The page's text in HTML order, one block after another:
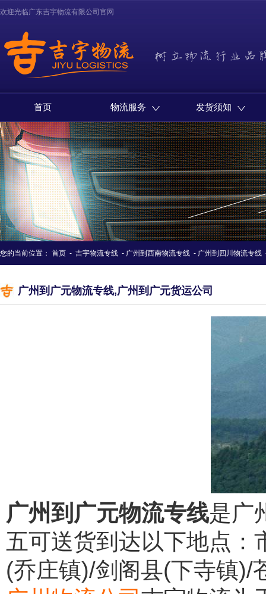
欢迎光临广东吉宇物流有限公司官网
首页 物流服务 发货须知
您的当前位置： 首页 - 吉宇物流专线 - 广州到西南物流专线 - 广州到四川物流专线
广州到广元物流专线,广州到广元货运公司
广州到广元物流专线是广
五可送货到达以下地点
(乔庄镇)/剑阁县(下寺镇)/